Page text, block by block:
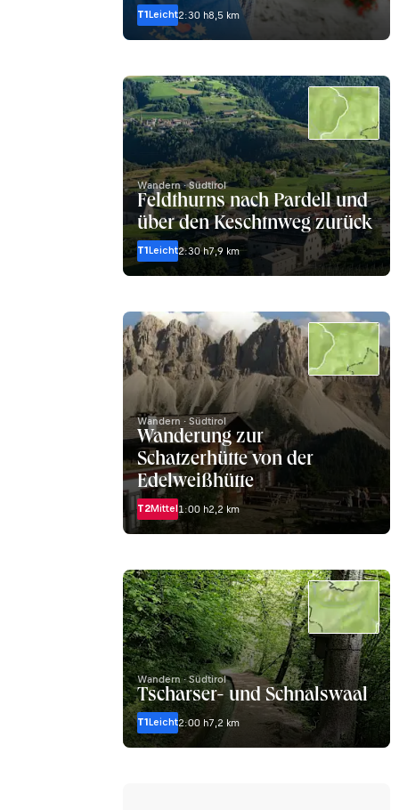
T1Leicht2:30 h8,5 km
Wandern · Südtirol
Feldthurns nach Pardell und
über den Keschtnweg zurück
T1Leicht2:30 h7,9 km
Wandern · Südtirol
Wanderung zur
Schatzerhütte von der
Edelweißhütte
T2Mittel1:00 h2,2 km
Wandern · Südtirol
Tscharser- und Schnalswaal
T1Leicht2:00 h7,2 km